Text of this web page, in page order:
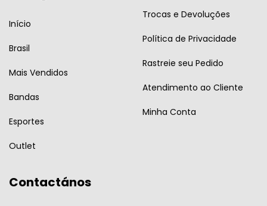
Início
Brasil
Mais Vendidos
Bandas
Esportes
Outlet
Trocas e Devoluções
Política de Privacidade
Rastreie seu Pedido
Atendimento ao Cliente
Minha Conta
Contactános